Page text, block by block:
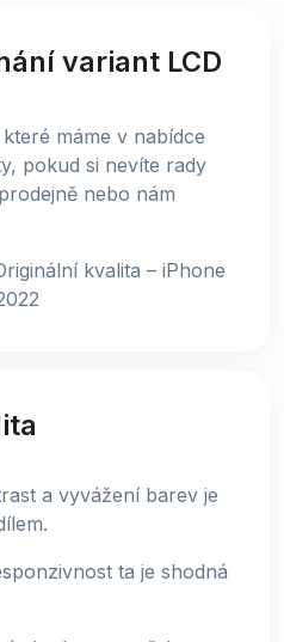
variant LCD
máme v nabídce
pokud si nevíte rady
nebo nám
a vyvážení barev je
ta je shodná